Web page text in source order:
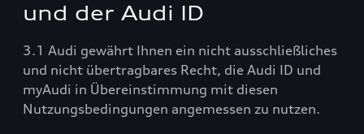
und der Audi ID
3.1 Audi gewährt Ihnen ein nicht ausschließliches
und nicht übertragbares Recht, die Audi ID und
myAudi in Übereinstimmung mit diesen
Nutzungsbedingungen angemessen zu nutzen.